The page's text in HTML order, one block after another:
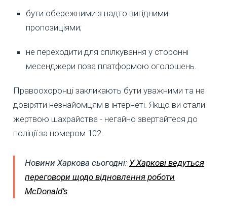
бути обережними з надто вигідними
пропозиціями;
не переходити для спілкування у сторонні
месенджери поза платформою оголошень.
Правоохоронці закликають бути уважними та не
довіряти незнайомцям в інтернеті. Якщо ви стали
жертвою шахрайства - негайно звертайтеся до
поліції за номером 102.
Новини Харкова сьогодні: У Харкові ведуться
переговори щодо відновлення роботи
McDonald’s